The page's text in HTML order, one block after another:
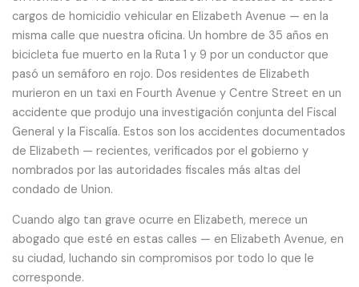
cargos de homicidio vehicular en Elizabeth Avenue — en la
misma calle que nuestra oficina. Un hombre de 35 años en
bicicleta fue muerto en la Ruta 1 y 9 por un conductor que
pasó un semáforo en rojo. Dos residentes de Elizabeth
murieron en un taxi en Fourth Avenue y Centre Street en un
accidente que produjo una investigación conjunta del Fiscal
General y la Fiscalía. Estos son los accidentes documentados
de Elizabeth — recientes, verificados por el gobierno y
nombrados por las autoridades fiscales más altas del
condado de Union.
Cuando algo tan grave ocurre en Elizabeth, merece un
abogado que esté en estas calles — en Elizabeth Avenue, en
su ciudad, luchando sin compromisos por todo lo que le
corresponde.